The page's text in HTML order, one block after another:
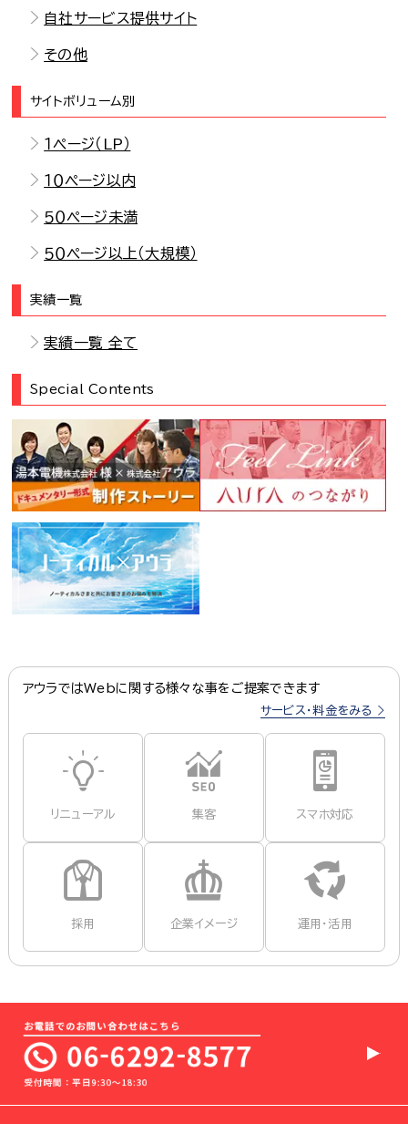
自社サービス提供サイト
その他
サイトボリューム別
１ページ（LP）
１０ページ以内
５０ページ未満
５０ページ以上（大規模）
実績一覧
実績一覧 全て
Special Contents
アウラではWebに関する様々な事をご提案できます
サービス・料金をみる
リニューアル 集客 スマホ対応
採用 企業イメージ 運用・活用